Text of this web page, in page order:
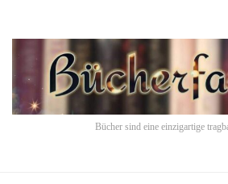
Bücher sind eine einzigartige